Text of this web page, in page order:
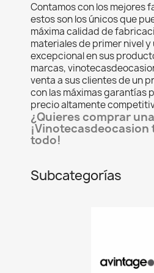
Contamos con los mejores
estos son los únicos que
máxima calidad de
materiales de primer nivel
excepcional en sus
marcas,
venta a sus clientes de un
con las máximas garantías
precio altamente
¿Quieres comprar
¡Vinotecasdeocasion
todo!
Subcategorías